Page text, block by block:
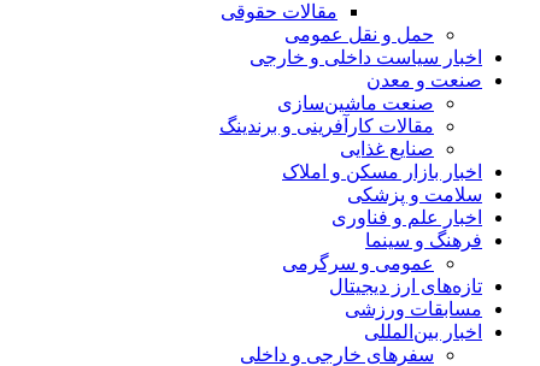
مقالات حقوقی
حمل و نقل عمومی
اخبار سیاست داخلی و خارجی
صنعت و معدن
صنعت ماشین‌سازی
مقالات کارآفرینی و برندینگ
صنایع غذایی
اخبار بازار مسکن و املاک
سلامت و پزشکی
اخبار علم و فناوری
فرهنگ و سینما
عمومی و سرگرمی
تازه‌های ارز دیجیتال
مسابقات ورزشی
اخبار بین‌المللی
سفرهای خارجی و داخلی